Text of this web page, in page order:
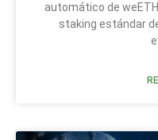
automático de
staking estándar